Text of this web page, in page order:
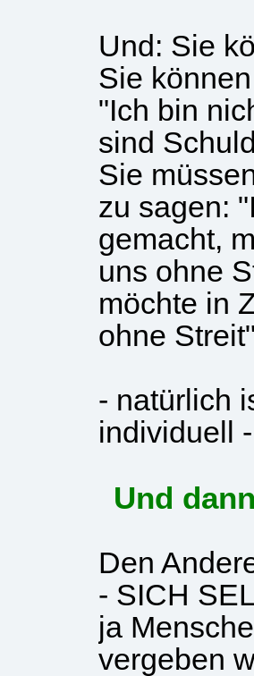
Und: Sie
Sie
"Ich bin
sind
Sie
zu sagen:
gemacht,
uns ohne
möchte in
ohne
- natürlich
individuell -
Und
Den
- SICH
ja
vergeben